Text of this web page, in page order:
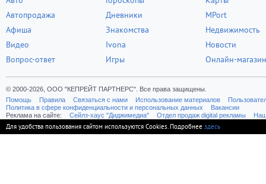
Автопродажа
Афиша
Видео
Вопрос-ответ
Дневники
Знакомства
Ivona
Игры
MPort
Недвижимость
Новости
Онлайн-магазин
© 2000-2026, ООО "КЕПРЕЙТ ПАРТНЕРС". Все права защищены.
Помощь
Правила Связаться с нами Использование материалов
Политика в сфере конфиденциальности и персональных данных
Вакансии
Реклама на сайте:
Cейлз-хаус "Диджимедиа" Отдел продаж digital рекламы
Для удобства пользования сайтом используются Cookies. Подробнее здесь